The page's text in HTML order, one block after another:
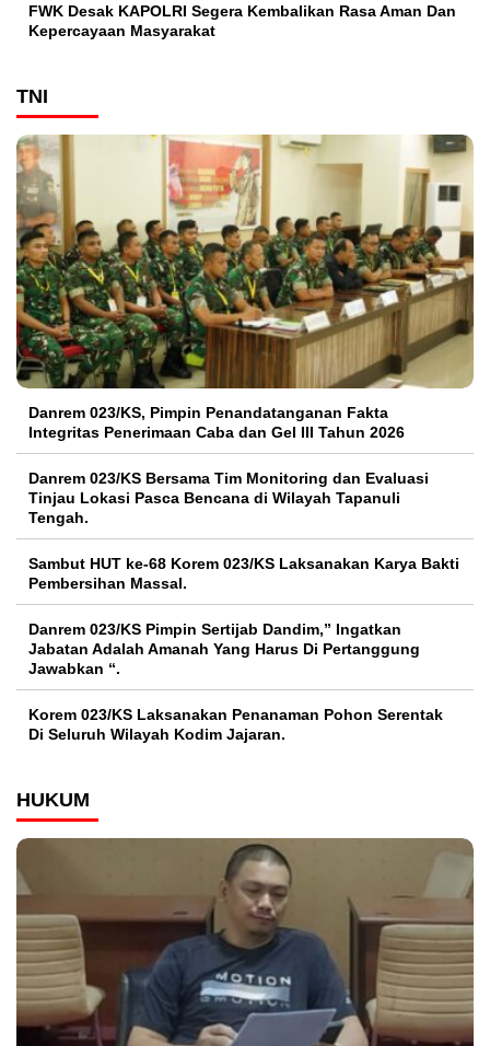
FWK Desak KAPOLRI Segera Kembalikan Rasa Aman Dan
Kepercayaan Masyarakat
TNI
Danrem 023/KS, Pimpin Penandatanganan Fakta
Integritas Penerimaan Caba dan Gel III Tahun 2026
Danrem 023/KS Bersama Tim Monitoring dan Evaluasi
Tinjau Lokasi Pasca Bencana di Wilayah Tapanuli
Tengah.
Sambut HUT ke-68 Korem 023/KS Laksanakan Karya Bakti
Pembersihan Massal.
Danrem 023/KS Pimpin Sertijab Dandim,” Ingatkan
Jabatan Adalah Amanah Yang Harus Di Pertanggung
Jawabkan “.
Korem 023/KS Laksanakan Penanaman Pohon Serentak
Di Seluruh Wilayah Kodim Jajaran.
HUKUM